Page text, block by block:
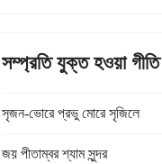
সম্প্রতি যুক্ত হওয়া গীতি
সৃজন-ভোরে প্রভু মোরে সৃজিলে
জয় পীতাম্বর শ্যাম সুন্দর